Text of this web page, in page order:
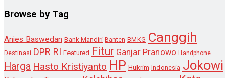
Browse by Tag
Anies Baswedan Bank Mandiri Banten BMKG Canggih
Destinasi DPR RI Featured Fitur Ganjar Pranowo Handphone
Harga Hasto Kristiyanto HP Hukrim Indonesia Jokowi